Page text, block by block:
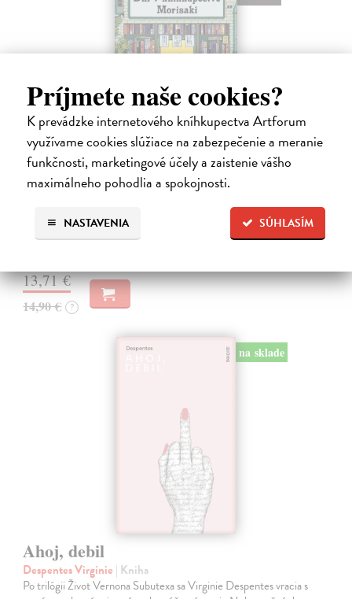
Príjmete naše cookies?
K prevádzke internetového kníhkupectva Artforum
využívame cookies slúžiace na zabezpečenie a meranie
funkčnosti, marketingové účely a zaistenie vášho
maximálneho pohodlia a spokojnosti.
SÚHLASÍM
NASTAVENIA
Dni v kníhkupectve Morisaki
Jagisawa Satoshi| Kniha
jej priateľ Hideaki, za ktorého sa chcela vydať, len tak mimochodom
oznámi, že ju podvádza a žení sa s inou. Jej život sa zrazu rúca.
13,71 €
14,90 € ?
na sklade
Ahoj, debil
Despentes Virginie | Kniha
Po trilógii Život Vernona Subutexa sa Virginie Despentes vracia s